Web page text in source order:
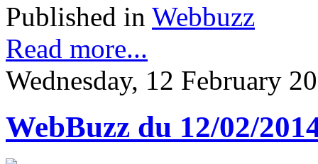
Published in Webbuzz
Read more...
Wednesday, 12 February
WebBuzz du 12/02/